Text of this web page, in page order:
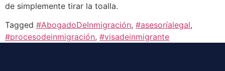
de simplemente tirar la toalla.
Tagged #AbogadoDeInmigración, #asesoríalegal,
#procesodeinmigración, #visadeinmigrante